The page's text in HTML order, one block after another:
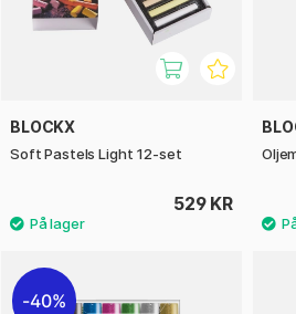
BLOCKX
Soft Pastels Light 12-set
529 KR
40%